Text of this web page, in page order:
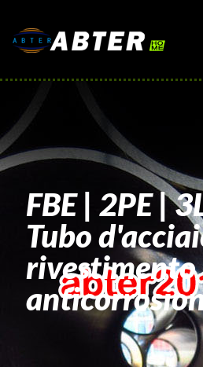
FBE | 2PE |
Tubo
rivestimento